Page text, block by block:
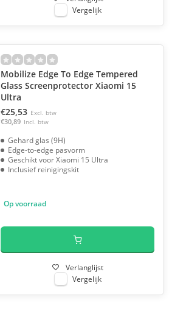
Vergelijk
Mobilize Edge To Edge Tempered
Glass Screenprotector Xiaomi 15
Ultra
€25,53 Excl. btw
€30,89 Incl. btw
Gehard glas (9H)
Edge-to-edge pasvorm
Geschikt voor Xiaomi 15 Ultra
Inclusief reinigingskit
Op voorraad
Verlanglijst
Vergelijk